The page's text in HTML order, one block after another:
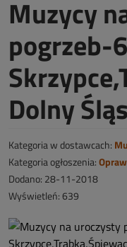
Muzycy
pogrzeb-
Dolny
Kategoria w dostawcach:
Kategoria ogłoszenia:
Dodano: 28-11-2018
Wyświetleń: 639